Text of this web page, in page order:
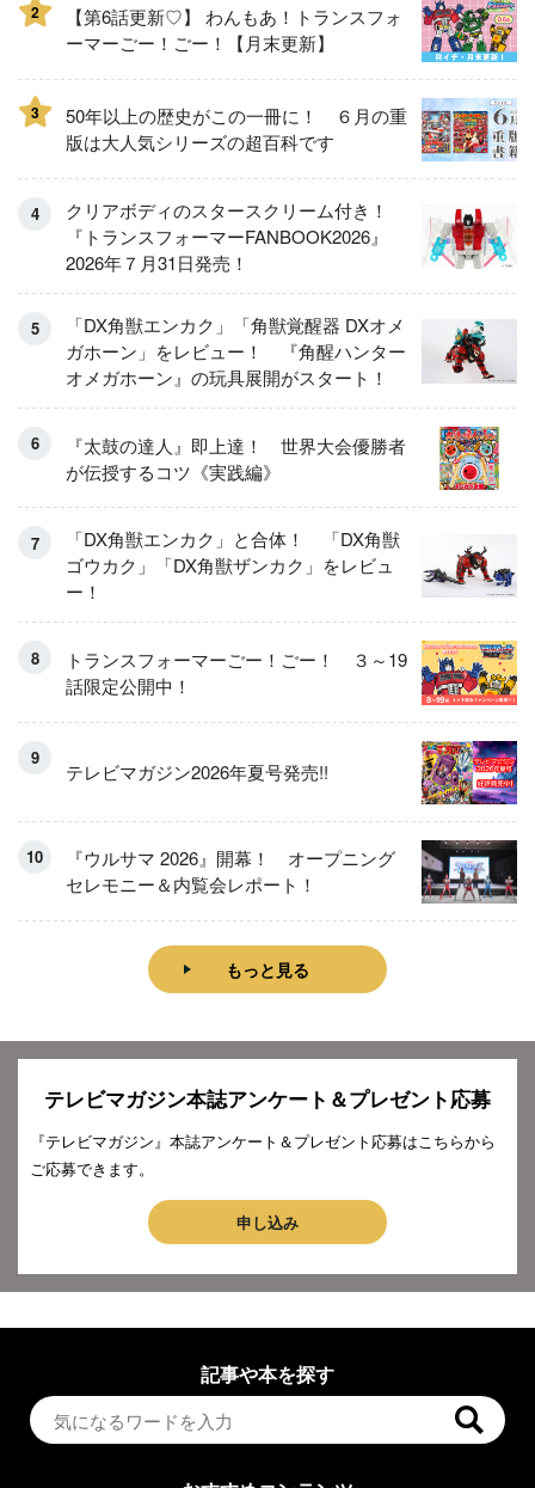
2
【第6話更新♡】 わんもあ！トランスフォ
ーマーごー！ごー！【月末更新】
3
50年以上の歴史がこの一冊に！ ６月の重
版は大人気シリーズの超百科です
クリアボディのスタースクリーム付き！
『トランスフォーマーFANBOOK2026』
2026年７月31日発売！
「DX角獣エンカク」「角獣覚醒器 DXオメ
ガホーン」をレビュー！ 『角醒ハンター
オメガホーン』の玩具展開がスタート！
『太鼓の達人』即上達！ 世界大会優勝者
が伝授するコツ《実践編》
「DX角獣エンカク」と合体！ 「DX角獣
ゴウカク」「DX角獣ザンカク」をレビュ
ー！
トランスフォーマーごー！ごー！ ３～19
話限定公開中！
テレビマガジン2026年夏号発売!!
『ウルサマ 2026』開幕！ オープニング
セレモニー＆内覧会レポート！
もっと見る
テレビマガジン本誌アンケート＆プレゼント応募
『テレビマガジン』本誌アンケート＆プレゼント応募はこちらから
ご応募できます。
申し込み
記事や本を探す